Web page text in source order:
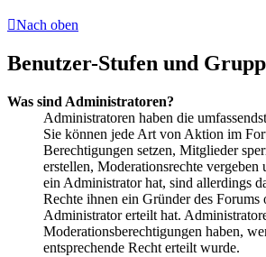
Nach oben
Benutzer-Stufen und
Was sind Administratoren?
Administratoren haben die
Sie können jede Art von Aktion im
Berechtigungen setzen, Mitglieder
erstellen, Moderationsrechte vergeben
ein Administrator hat, sind allerdings
Rechte ihnen ein Gründer des Forums
Administrator erteilt hat.
Moderationsberechtigungen haben,
entsprechende Recht erteilt wurde.